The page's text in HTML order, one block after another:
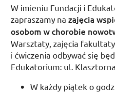
W imieniu Fundacji i
zapraszamy nazajęcia
osobom w chorobie
Warsztaty, zajęcia
i ćwiczenia odbywać się
Edukatorium: ul.
W każdy piątek ogodz.